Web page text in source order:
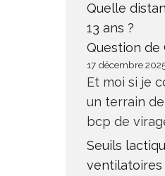
Quelle
13 ans ?
Question de
17 décembre
Et moi si je
un terrain
bcp de
Seuils
ventilatoires